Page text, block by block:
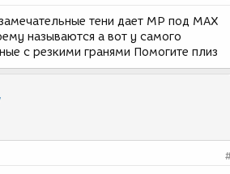
тени дает МР под МАХ
называются а вот у самого
с резкими гранями Помогите плиз